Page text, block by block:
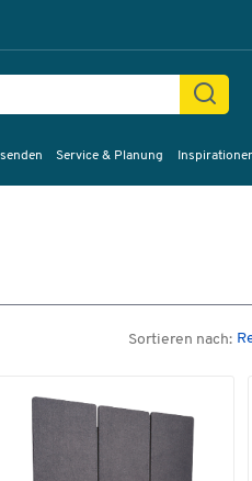
Service & Planung
Sortieren nach: